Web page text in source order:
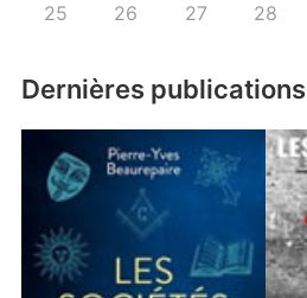
25 26 27 28
Dernières publications